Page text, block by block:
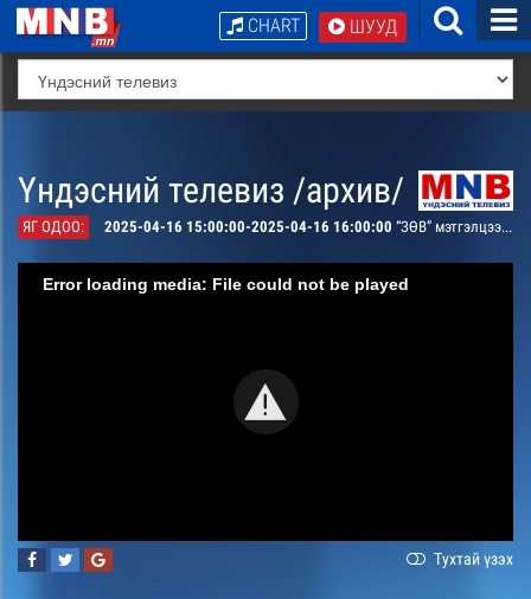
ШУУД
CHART
Үндэсний телевиз /архив/
ЯГ ОДОО: 2025-04-16 15:00:00-2025-04-16 16:00:00 “ЗӨВ” мэтгэлцээн- Монгол улс англи хэлийг албан ёсны хоёрдогч хэл болгох нь зүйтэй
Error loading media: File could not be played
Тухтай үзэх